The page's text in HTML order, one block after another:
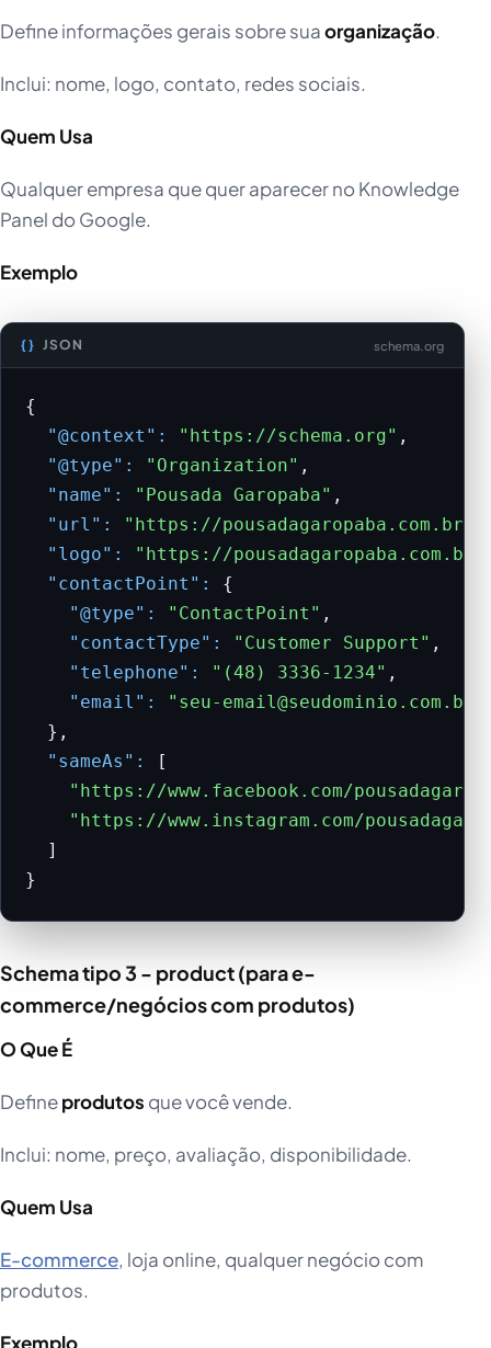
Define informações gerais sobre suaorganização.
Inclui: nome, logo, contato, redes sociais.
Quem Usa
Qualquer empresa que quer aparecer no Knowledge
Panel do Google.
Exemplo
JSON schema.org
{
"@context":
"https://schema.org" ,
"@type":
"Organization" ,
"name":
"Pousada Garopaba" ,
"url":
"https://pousadagaropaba.com.br"
"logo":
"https://
"contactPoint":
{
"@type":
"ContactPoint" ,
"contactType":
"Customer Support" ,
"telephone":
"(48) 3336-1234" ,
"email":
" seu-email@seudominio.com.br
  },
"sameAs":
[
"https://www.facebook.com/
"https://www.instagram.com/
  ]
}
Schema tipo 3 - product (para e-
commerce/negócios com produtos)
O Que É
Defineprodutos que você vende.
Inclui: nome, preço, avaliação, disponibilidade.
Quem Usa
E-commerce, loja online, qualquer negócio com
produtos.
Exemplo